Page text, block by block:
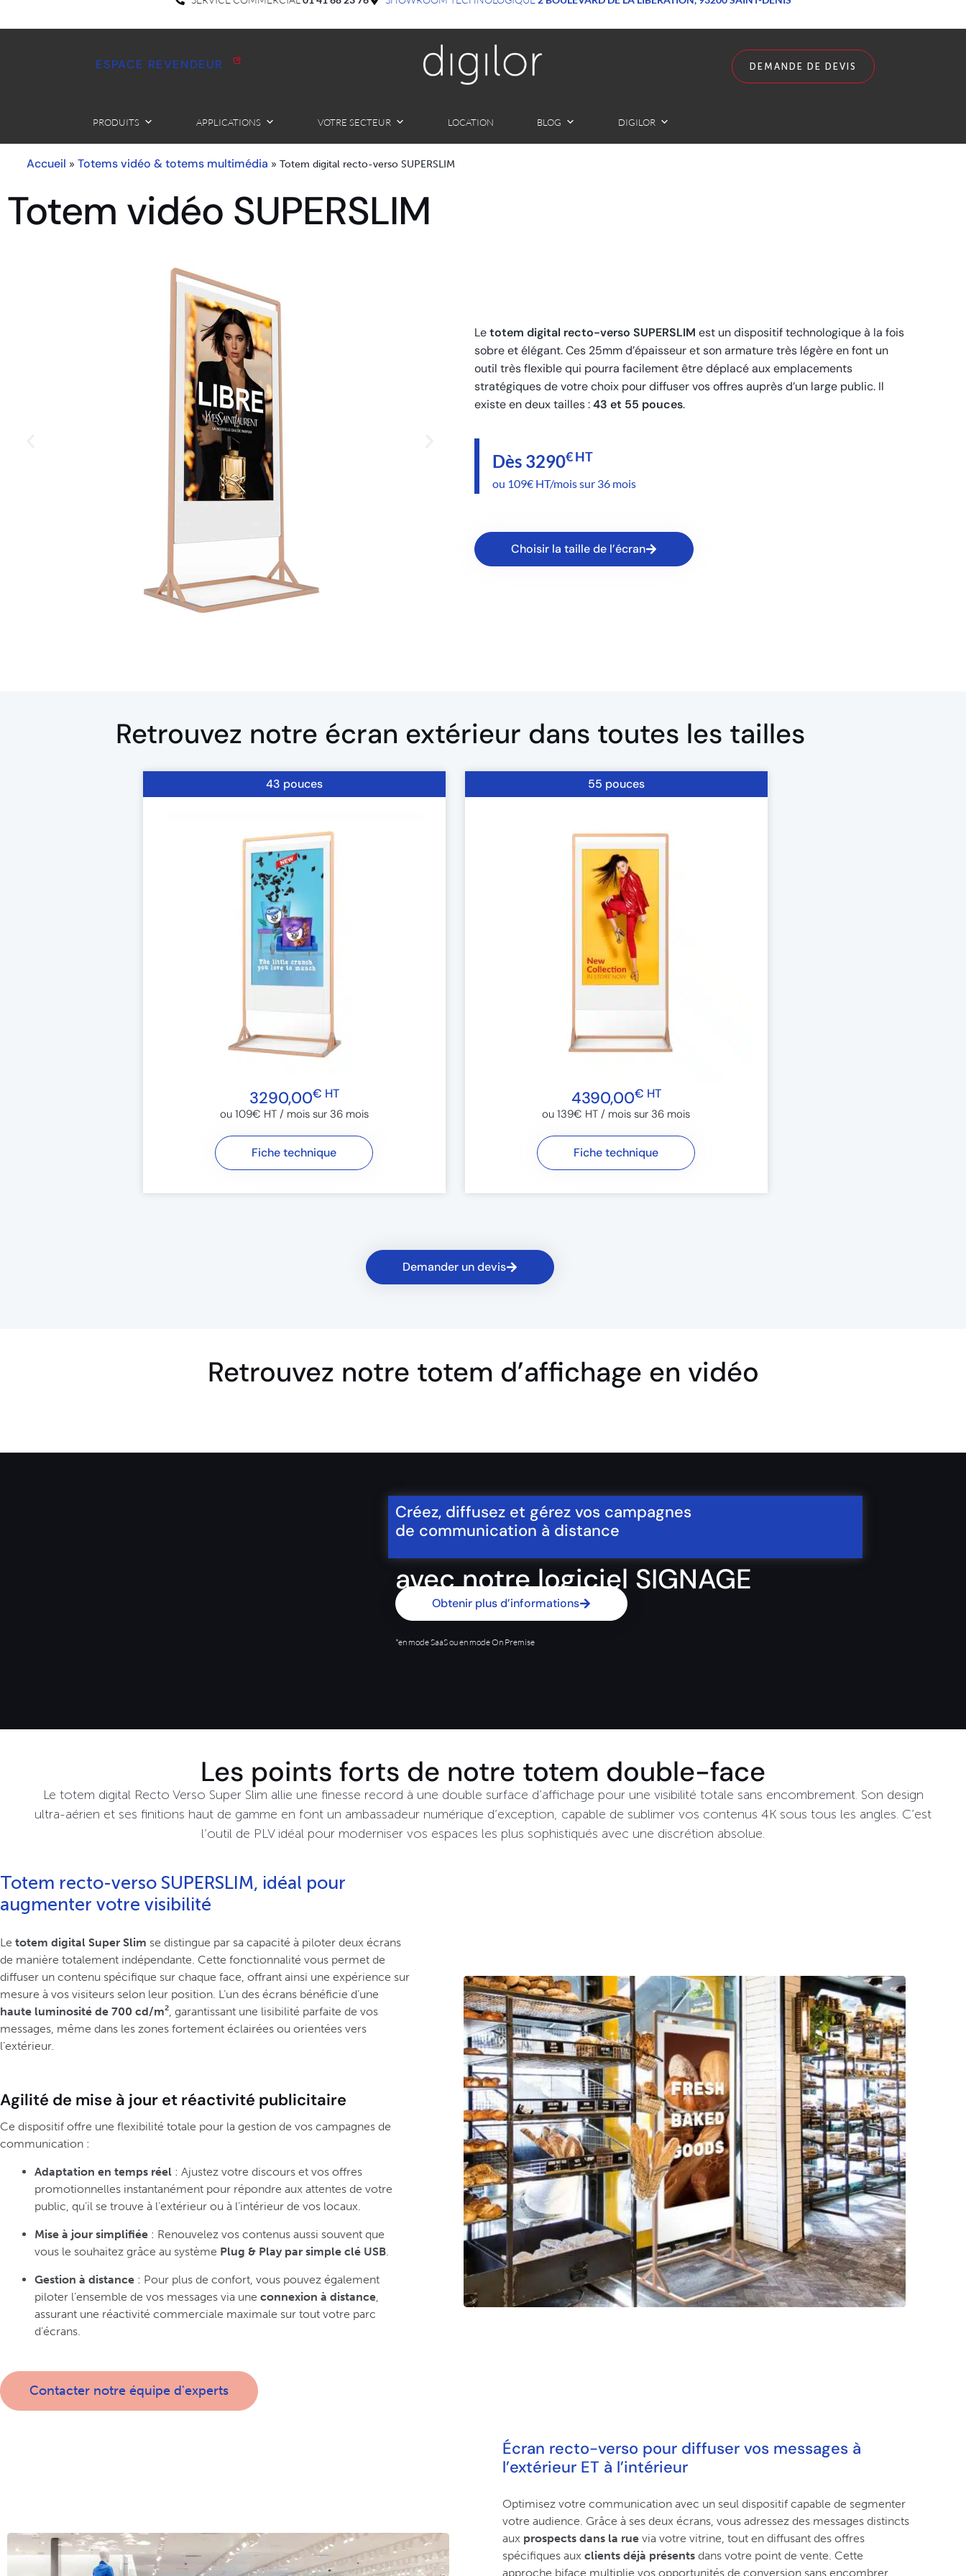
ESPACE REVENDEUR DEMANDE DE DEVIS
PRODUITS APPLICATIONS VOTRE SECTEUR LOCATION BLOG DIGILOR
Accueil » Totems vidéo & totems multimédia » Totem digital recto-verso SUPERSLIM
Totem vidéo SUPERSLIM
Letotem digital recto-verso SUPERSLIM est un dispositif technologique à la fois
sobre et élégant. Ces 25mm d’épaisseur et son armature très légère en font un
outil très flexible qui pourra facilement être déplacé aux emplacements
stratégiques de votre choix pour diffuser vos offres auprès d’un large public. Il
existe en deux tailles :43 et 55 pouces.
Dès 3290€ HT
ou 109€ HT/mois sur 36 mois
Choisir la taille de l’écran
Retrouvez notre écran extérieur dans toutes les tailles
43 pouces
3290,00€ HT
ou 109€ HT / mois sur 36 mois​
Fiche technique
55 pouces
4390,00€ HT
ou 139€ HT / mois sur 36 mois​
Fiche technique
Demander un devis
Retrouvez notre totem d’affichage en vidéo
Créez, diffusez et gérez vos campagnes
de communication à distance
avec notre logiciel SIGNAGE
Obtenir plus d’informations
*en mode SaaS ou en mode On Premise
Les points forts de notre totem double-face
Le totem digital Recto Verso Super Slim allie une finesse record à une double surface d’affichage pour une visibilité totale sans encombrement. Son design
ultra-aérien et ses finitions haut de gamme en font un ambassadeur numérique d’exception, capable de sublimer vos contenus 4K sous tous les angles. C’est
l’outil de PLV idéal pour moderniser vos espaces les plus sophistiqués avec une discrétion absolue.
Totem recto-verso SUPERSLIM, idéal pour
augmenter votre visibilité
Le totem digital Super Slim se distingue par sa capacité à piloter deux écrans
de manière totalement indépendante. Cette fonctionnalité vous permet de
diffuser un contenu spécifique sur chaque face, offrant ainsi une expérience sur
mesure à vos visiteurs selon leur position. L’un des écrans bénéficie d’une
haute luminosité de 700 cd/m², garantissant une lisibilité parfaite de vos
messages, même dans les zones fortement éclairées ou orientées vers
l’extérieur.
Agilité de mise à jour et réactivité publicitaire
Ce dispositif offre une flexibilité totale pour la gestion de vos campagnes de
communication :
Adaptation en temps réel : Ajustez votre discours et vos offres
promotionnelles instantanément pour répondre aux attentes de votre
public, qu’il se trouve à l’extérieur ou à l’intérieur de vos locaux.
Mise à jour simplifiée : Renouvelez vos contenus aussi souvent que
vous le souhaitez grâce au système Plug & Play par simple clé USB.
Gestion à distance : Pour plus de confort, vous pouvez également
piloter l’ensemble de vos messages via une connexion à distance,
assurant une réactivité commerciale maximale sur tout votre parc
d’écrans.
Contacter notre équipe d'experts
Écran recto-verso pour diffuser vos messages à
l’extérieur ET à l’intérieur
Optimisez votre communication avec un seul dispositif capable de segmenter
votre audience. Grâce à ses deux écrans, vous adressez des messages distincts
aux prospects dans la ruevia votre vitrine, tout en diffusant des offres
spécifiques aux clients déjà présentsdans votre point de vente. Cette
approche biface multiplie vos opportunités de conversion sans encombrer